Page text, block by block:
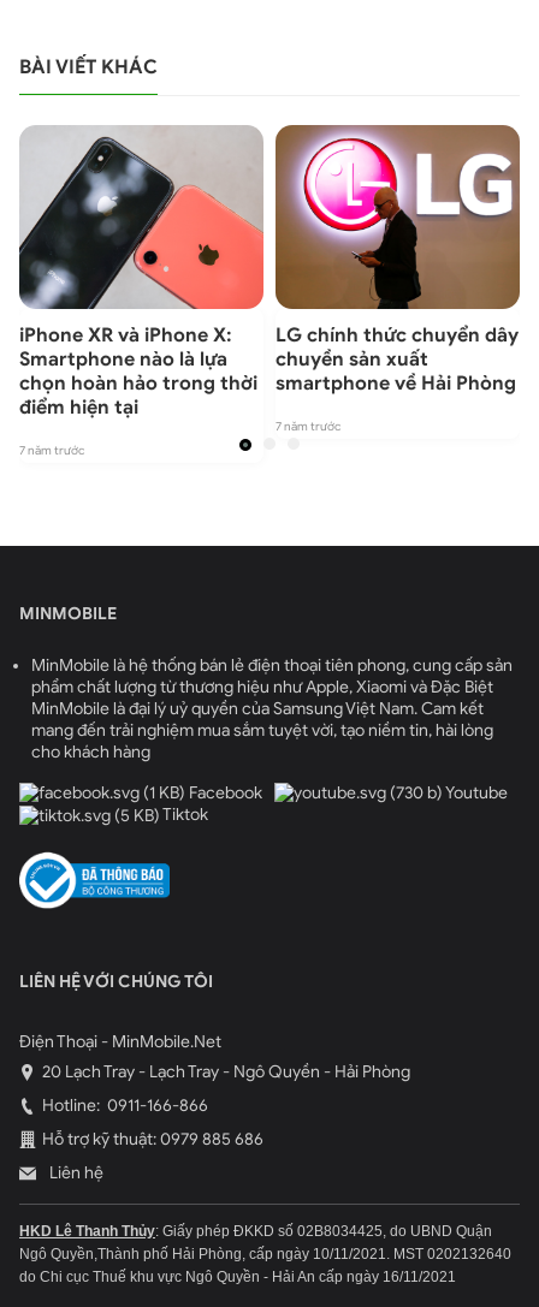
BÀI VIẾT KHÁC
iPhone XR và iPhone X:
Smartphone nào là lựa
chọn hoàn hảo trong thời
điểm hiện tại
7 năm trước
LG chính thức chuyển dây
chuyền sản xuất
smartphone về Hải Phòng
7 năm trước
MINMOBILE
MinMobile là hệ thống bán lẻ điện thoại tiên phong, cung cấp sản
phẩm chất lượng từ thương hiệu như Apple, Xiaomi và Đặc Biệt
MinMobile là đại lý uỷ quyền của Samsung Việt Nam. Cam kết
mang đến trải nghiệm mua sắm tuyệt vời, tạo niềm tin, hài lòng
cho khách hàng
Facebook
Youtube
Tiktok
LIÊN HỆ VỚI CHÚNG TÔI
Điện Thoại - MinMobile.Net
20 Lạch Tray - Lạch Tray - Ngô Quyền - Hải Phòng
Hotline: 0911-166-866
Hỗ trợ kỹ thuật: 0979 885 686
Liên hệ
HKD Lê Thanh Thủy: Giấy phép ĐKKD số 02B8034425, do UBND Quận
Ngô Quyền,Thành phố Hải Phòng, cấp ngày 10/11/2021. MST 0202132640
do Chi cục Thuế khu vực Ngô Quyền - Hải An cấp ngày 16/11/2021